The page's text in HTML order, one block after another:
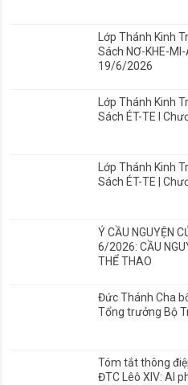
Lớp Thánh Kinh
Sách NƠ-KHE-
19/6/2026
Lớp Thánh Kinh
Sách ÉT-TE I
Lớp Thánh Kinh
Sách ÉT-TE |
Ý CẦU NGUYỆN
6/2026: CẦU
THỂ THAO
Đức Thánh Cha
Tổng trưởng Bộ
Tóm tắt thông
ĐTC Lêô XIV: AI